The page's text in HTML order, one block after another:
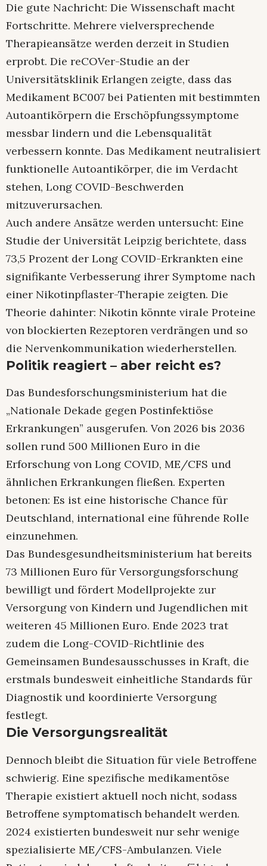
Die gute Nachricht: Die Wissenschaft macht
Fortschritte. Mehrere vielversprechende
Therapieansätze werden derzeit in Studien
erprobt. Die reCOVer-Studie an der
Universitätsklinik Erlangen zeigte, dass das
Medikament BC007 bei Patienten mit bestimmten
Autoantikörpern die Erschöpfungssymptome
messbar lindern und die Lebensqualität
verbessern konnte. Das Medikament neutralisiert
funktionelle Autoantikörper, die im Verdacht
stehen, Long COVID-Beschwerden
mitzuverursachen.
Auch andere Ansätze werden untersucht: Eine
Studie der Universität Leipzig berichtete, dass
73,5 Prozent der Long COVID-Erkrankten eine
signifikante Verbesserung ihrer Symptome nach
einer Nikotinpflaster-Therapie zeigten. Die
Theorie dahinter: Nikotin könnte virale Proteine
von blockierten Rezeptoren verdrängen und so
die Nervenkommunikation wiederherstellen.
Politik reagiert – aber reicht es?
Das Bundesforschungsministerium hat die
„Nationale Dekade gegen Postinfektiöse
Erkrankungen” ausgerufen. Von 2026 bis 2036
sollen rund 500 Millionen Euro in die
Erforschung von Long COVID, ME/CFS und
ähnlichen Erkrankungen fließen. Experten
betonen: Es ist eine historische Chance für
Deutschland, international eine führende Rolle
einzunehmen.
Das Bundesgesundheitsministerium hat bereits
73 Millionen Euro für Versorgungsforschung
bewilligt und fördert Modellprojekte zur
Versorgung von Kindern und Jugendlichen mit
weiteren 45 Millionen Euro. Ende 2023 trat
zudem die Long-COVID-Richtlinie des
Gemeinsamen Bundesausschusses in Kraft, die
erstmals bundesweit einheitliche Standards für
Diagnostik und koordinierte Versorgung
festlegt.
Die Versorgungsrealität
Dennoch bleibt die Situation für viele Betroffene
schwierig. Eine spezifische medikamentöse
Therapie existiert aktuell noch nicht, sodass
Betroffene symptomatisch behandelt werden.
2024 existierten bundesweit nur sehr wenige
spezialisierte ME/CFS-Ambulanzen. Viele